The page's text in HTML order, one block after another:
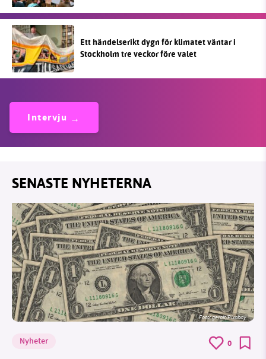
Ett händelserikt dygn för klimatet väntar i
Stockholm tre veckor före valet
Intervju
SENASTE NYHETERNA
Foto:geralt/Pixabay
Nyheter 0